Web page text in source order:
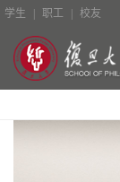
学生 职工 校友